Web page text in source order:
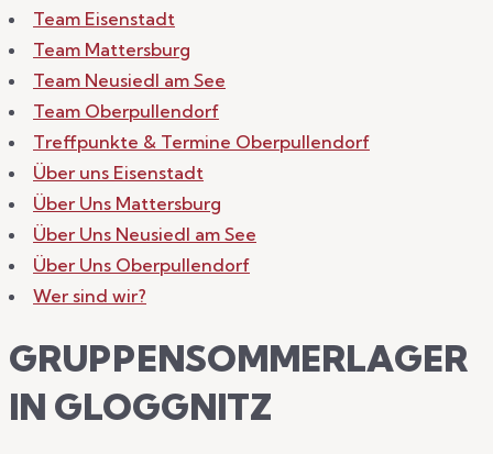
Team Eisenstadt
Team Mattersburg
Team Neusiedl am See
Team Oberpullendorf
Treffpunkte & Termine Oberpullendorf
Über uns Eisenstadt
Über Uns Mattersburg
Über Uns Neusiedl am See
Über Uns Oberpullendorf
Wer sind wir?
GRUPPENSOMMERLAGER
IN GLOGGNITZ